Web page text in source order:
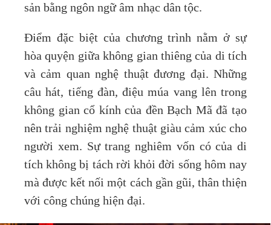
sản bằng ngôn ngữ âm nhạc dân tộc.
Điểm đặc biệt của chương trình nằm ở sự
hòa quyện giữa không gian thiêng của di tích
và cảm quan nghệ thuật đương đại. Những
câu hát, tiếng đàn, điệu múa vang lên trong
không gian cổ kính của đền Bạch Mã đã tạo
nên trải nghiệm nghệ thuật giàu cảm xúc cho
người xem. Sự trang nghiêm vốn có của di
tích không bị tách rời khỏi đời sống hôm nay
mà được kết nối một cách gần gũi, thân thiện
với công chúng hiện đại.